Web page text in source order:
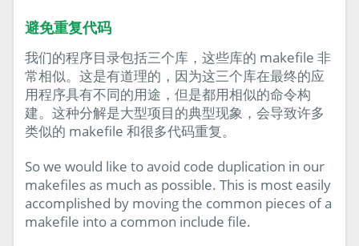
避免重复代码
我们的程序目录包括三个库，这些库的 makefile 非
常相似。这是有道理的，因为这三个库在最终的应
用程序具有不同的用途，但是都用相似的命令构
建。这种分解是大型项目的典型现象，会导致许多
类似的 makefile 和很多代码重复。
So we would like to avoid code duplication in our
makefiles as much as possible. This is most easily
accomplished by moving the common pieces of a
makefile into a common include file.